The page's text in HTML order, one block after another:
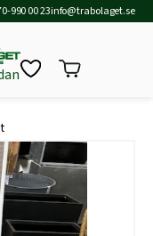
990 00 23info@trabolaget.se